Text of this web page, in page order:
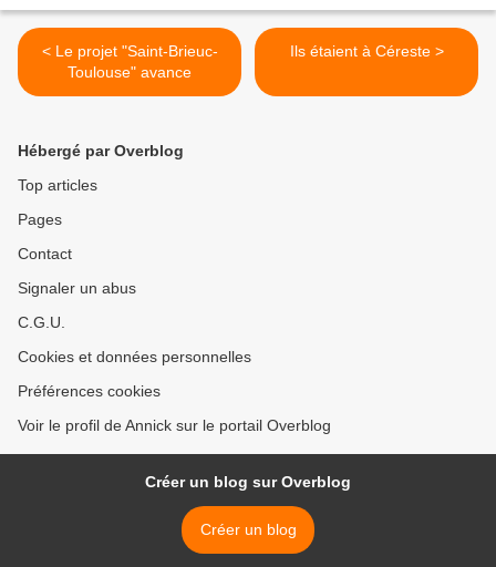
< Le projet "Saint-Brieuc-
Toulouse" avance
Ils étaient à Céreste >
Hébergé par Overblog
Top articles
Pages
Contact
Signaler un abus
C.G.U.
Cookies et données personnelles
Préférences cookies
Voir le profil de Annick sur le portail Overblog
Créer un blog sur Overblog
Créer un blog